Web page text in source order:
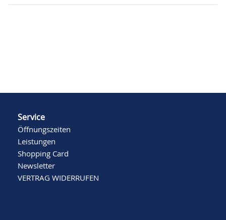
Service
Öffnungszeiten
Leistungen
Shopping Card
Newsletter
VERTRAG WIDERRUFEN